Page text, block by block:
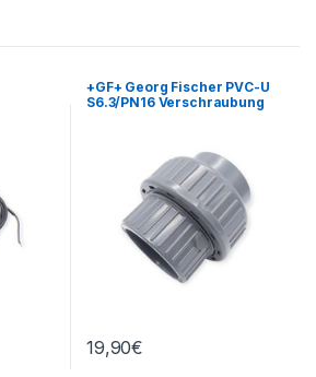
+GF+ Georg Fischer PVC-U
S6.3/PN16 Verschraubung
19,90€